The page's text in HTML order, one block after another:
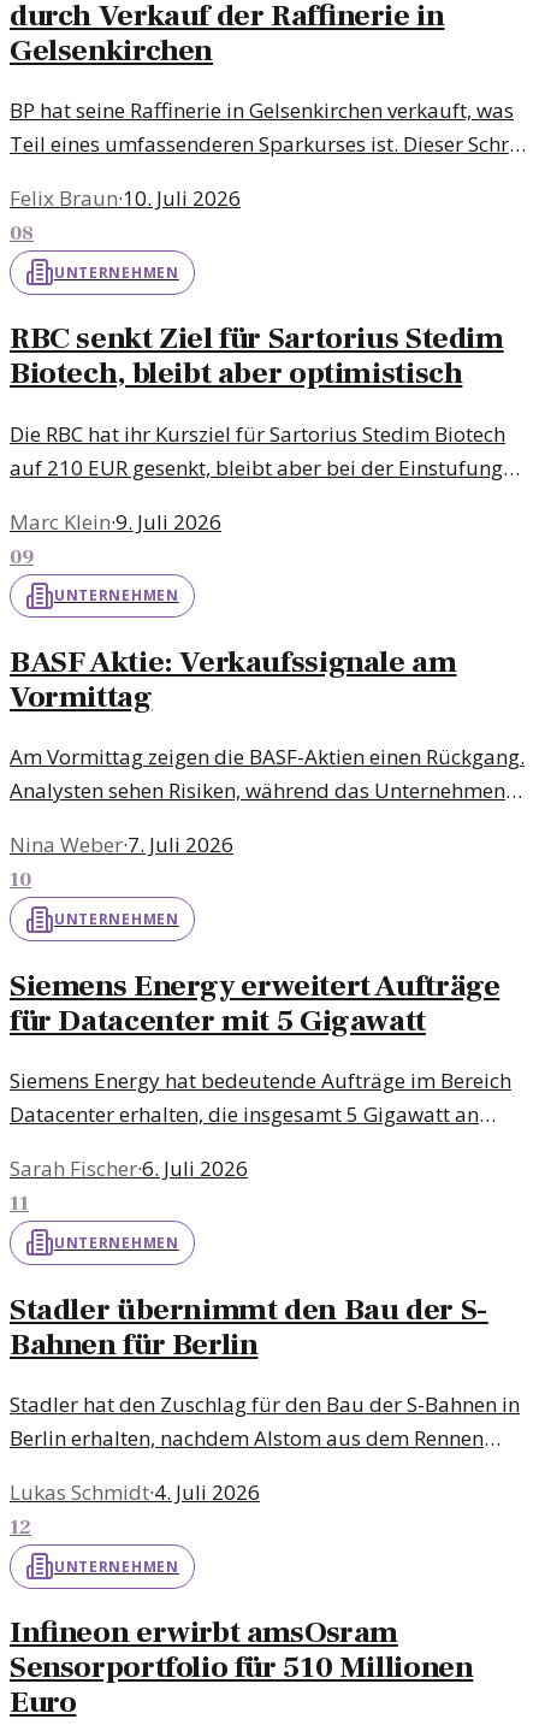
durch Verkauf der Raffinerie in
Gelsenkirchen
BP hat seine Raffinerie in Gelsenkirchen verkauft, was
Teil eines umfassenderen Sparkurses ist. Dieser Schritt
Unternehmensstrategie.
Felix Braun·10. Juli 2026
08
UNTERNEHMEN
RBC senkt Ziel für Sartorius Stedim
Biotech, bleibt aber optimistisch
Die RBC hat ihr Kursziel für Sartorius Stedim Biotech
auf 210 EUR gesenkt, bleibt aber bei der Einstufung
Marc Klein·9. Juli 2026
09
UNTERNEHMEN
BASF Aktie: Verkaufssignale am
Vormittag
Am Vormittag zeigen die BASF-Aktien einen Rückgang.
Analysten sehen Risiken, während das Unternehmen
das für die Anleger?
Nina Weber·7. Juli 2026
10
UNTERNEHMEN
Siemens Energy erweitert Aufträge
für Datacenter mit 5 Gigawatt
Siemens Energy hat bedeutende Aufträge im Bereich
Datacenter erhalten, die insgesamt 5 Gigawatt an
weitreichende Auswirkungen auf den Energiemarkt
haben.
Sarah Fischer·6. Juli 2026
11
UNTERNEHMEN
Stadler übernimmt den Bau der S-
Bahnen für Berlin
Stadler hat den Zuschlag für den Bau der S-Bahnen in
Berlin erhalten, nachdem Alstom aus dem Rennen
weitreichende Auswirkungen auf den Berliner
Nahverkehr haben.
Lukas Schmidt·4. Juli 2026
12
UNTERNEHMEN
Infineon erwirbt amsOsram
Sensorportfolio für 510 Millionen
Euro